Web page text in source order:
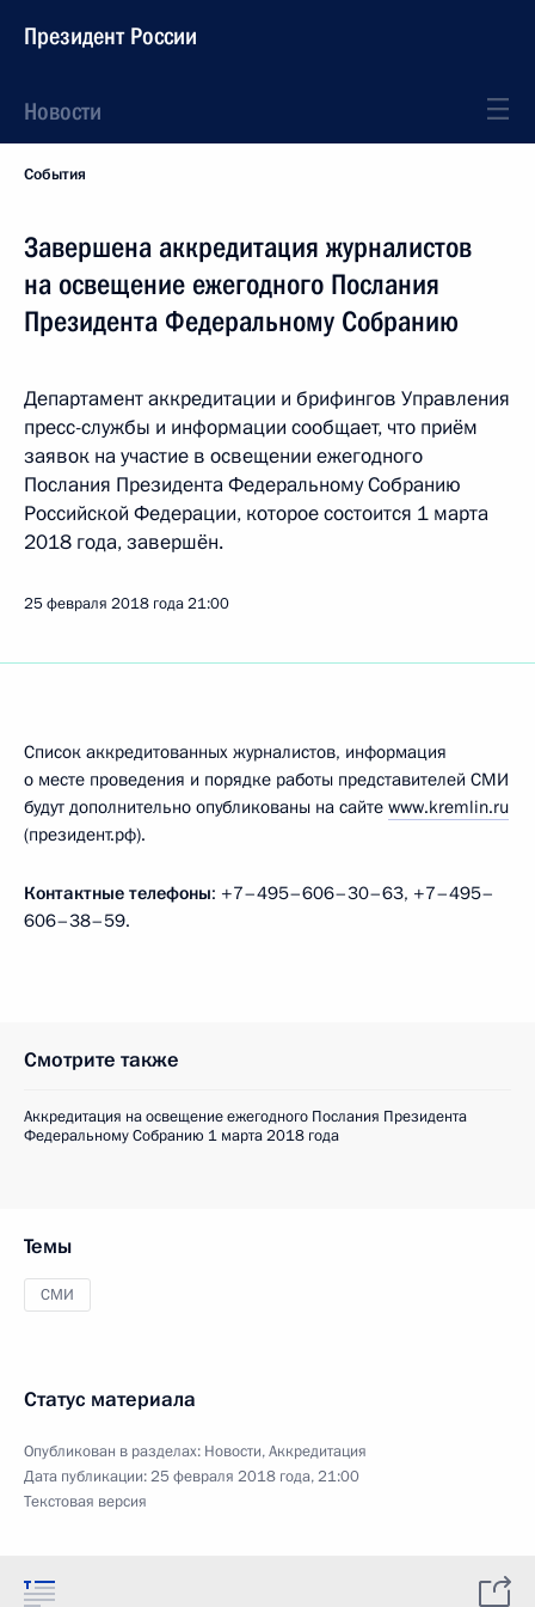
Президент России
Новости
События
Завершена аккредитация журналистов
на освещение ежегодного Послания
Президента Федеральному Собранию
Департамент аккредитации и брифингов Управления
пресс-службы и информации сообщает, что приём
заявок на участие в освещении ежегодного
Послания Президента Федеральному Собранию
Российской Федерации, которое состоится 1 марта
2018 года, завершён.
25 февраля 2018 года21:00
Список аккредитованных журналистов, информация
о месте проведения и порядке работы представителей СМИ
будут дополнительно опубликованы на сайте www.kremlin.ru
(президент.рф).
Контактные телефоны: +7–495–606–30–63, +7–495–
606–38–59.
Смотрите также
Аккредитация на освещение ежегодного Послания Президента
Федеральному Собранию 1 марта 2018 года
Темы
СМИ
Статус материала
Опубликован в разделах: Новости,Аккредитация
Дата публикации:25 февраля 2018 года, 21:00
Текстовая версия